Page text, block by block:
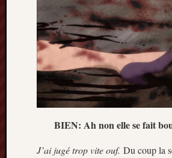
BIEN: Ah non elle se fait
J’ai jugé trop vite ouf. Du coup la